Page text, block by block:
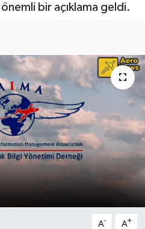
bir açıklama geldi.
A- A+